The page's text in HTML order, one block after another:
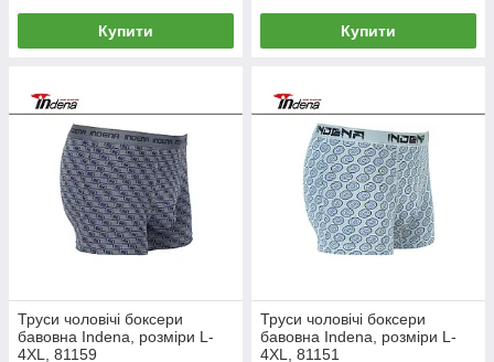
Купити Купити
Труси чоловічі боксери
бавовна Indena, розміри L-
4XL, 81159
Труси чоловічі боксери
бавовна Indena, розміри L-
4XL, 81151